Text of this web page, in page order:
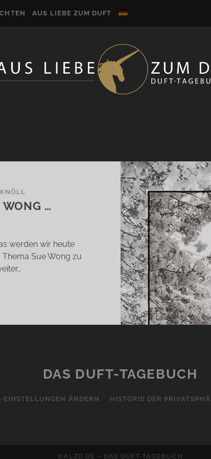
AUS LIEBE ZUM DUFT
WONG …
werden wir heute
Sue Wong zu
DAS DUFT-TAGEBUCH
EINSTELLUNGEN ÄNDERN HISTORIE DER
©ALZD.DE – DAS DUFT-TAGEBUCH